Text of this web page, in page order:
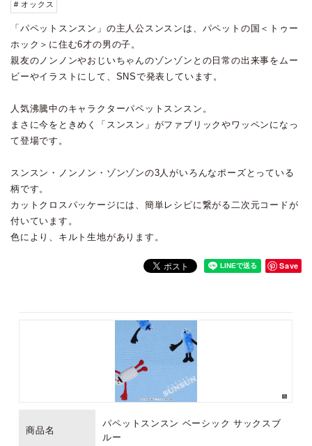
# オックス
「パペットスンスン」の主人公スンスンは、パペットの国＜トゥー
ホック＞に住む6才の男の子。
親友のノンノンやおじいちゃんのゾンゾンとの日常の出来事をムー
ビーやイラストにして、SNSで発表しています。
人気沸騰中のキャラクターパペットスンスン。
まさに今をときめく「スンスン」がファブリックやワッペンになっ
て登場です。
スンスン・ノンノン・ゾンゾンの3人がいろんなポーズとっている
柄です。
カットクロスパッケージには、簡単レシピに繋がる二次元コードが
付いています。
色により、キルト生地があります。
Save
商品名
パペットスンスン ベーシック サックスブ
ルー